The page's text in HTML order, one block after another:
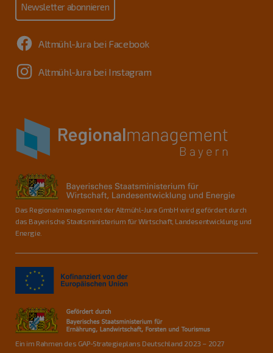
Newsletter abonnieren
Altmühl-Jura bei Facebook
Altmühl-Jura bei Instagram
Das Regionalmanagement der Altmühl-Jura GmbH wird gefördert durch
das Bayerische Staatsministerium für Wirtschaft, Landesentwicklung und
Energie.
Ein im Rahmen des GAP-Strategieplans Deutschland 2023 – 2027